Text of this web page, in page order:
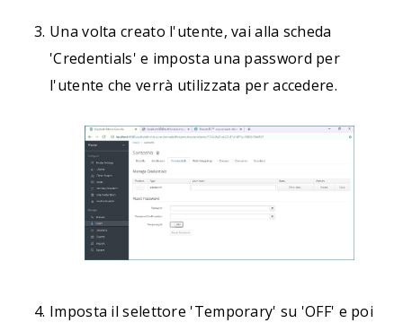
Una volta creato l'utente, vai alla scheda
'Credentials' e imposta una password per
l'utente che verrà utilizzata per accedere.
Imposta il selettore 'Temporary' su 'OFF' e poi